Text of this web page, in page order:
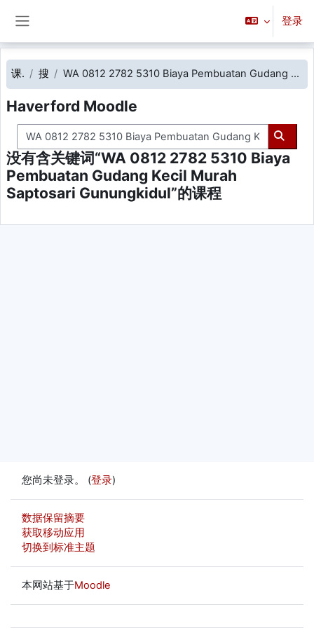
登录
课程 搜索 WA 0812 2782 5310 Biaya Pembuatan Gudang Kecil Murah Saptosari Gunungkidul
Haverford Moodle
搜索课程
搜索
没有含关键词“WA 0812 2782 5310 Biaya
Pembuatan Gudang Kecil Murah
Saptosari Gunungkidul”的课程
您尚未登录。 (登录)
‎数据保留摘要‎
获取移动应用
切换到标准主题
本网站基于Moodle